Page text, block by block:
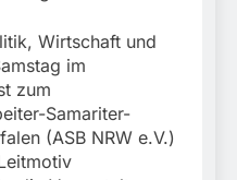
Ungarn
/ Bundespolizei
gesuchten
mit
Wirtschaft und
im
zum
Samariter-
(ASB NRW e.V.)